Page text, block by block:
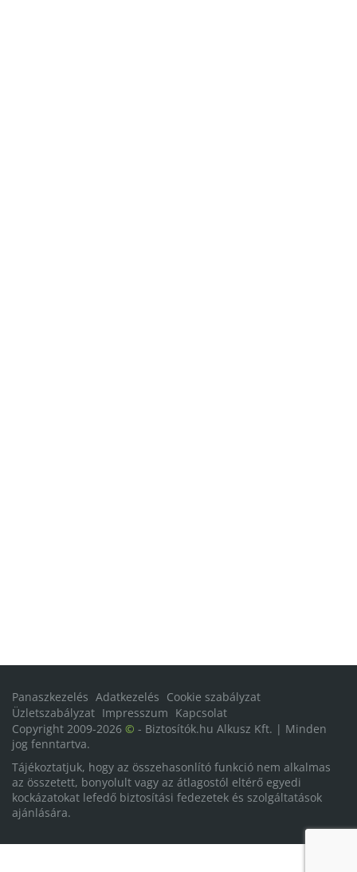
Panaszkezelés Adatkezelés Cookie szabályzat
Üzletszabályzat Impresszum Kapcsolat
Copyright 2009-2026 © - Biztosítók.hu Alkusz Kft. | Minden
jog fenntartva.
Tájékoztatjuk, hogy az összehasonlító funkció nem alkalmas
az összetett, bonyolult vagy az átlagostól eltérő egyedi
kockázatokat lefedő biztosítási fedezetek és szolgáltatások
ajánlására.